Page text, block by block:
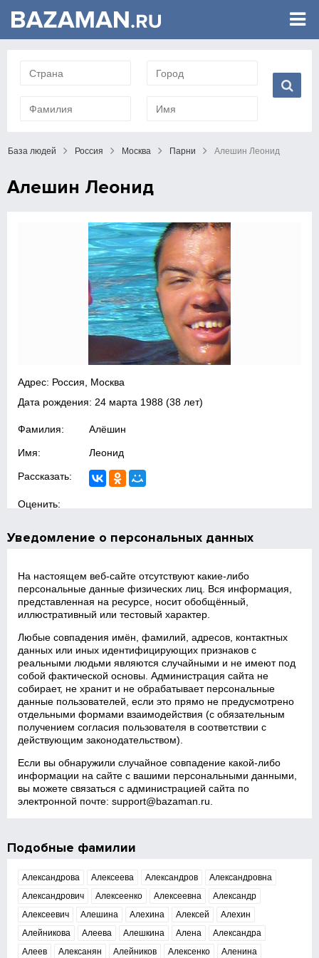
База людей Россия Москва Парни Алешин Леонид
Алешин Леонид
Адрес: Россия, Москва
Дата рождения: 24 марта 1988 (38 лет)
Фамилия: Алёшин
Имя: Леонид
Рассказать:
Оценить:
Уведомление о персональных данных
На настоящем веб‑сайте отсутствуют какие‑либо
персональные данные физических лиц. Вся информация,
представленная на ресурсе, носит обобщённый,
иллюстративный или тестовый характер.
Любые совпадения имён, фамилий, адресов, контактных
данных или иных идентифицирующих признаков с
реальными людьми являются случайными и не имеют под
собой фактической основы. Администрация сайта не
собирает, не хранит и не обрабатывает персональные
данные пользователей, если это прямо не предусмотрено
отдельными формами взаимодействия (с обязательным
получением согласия пользователя в соответствии с
действующим законодательством).
Если вы обнаружили случайное совпадение какой‑либо
информации на сайте с вашими персональными данными,
вы можете связаться с администрацией сайта по
электронной почте:support@bazaman.ru
Подобные фамилии
Александрова Алексеева Александров
Александровна
Александрович
Алексеенко Алексеевна
Александр
Алексеевич
Алешина Алехина Алексей
Алехин
Алейникова
Алеева Алешкина Алена
Александра
Алеев
Алексанян Алейников Алексенко Аленина